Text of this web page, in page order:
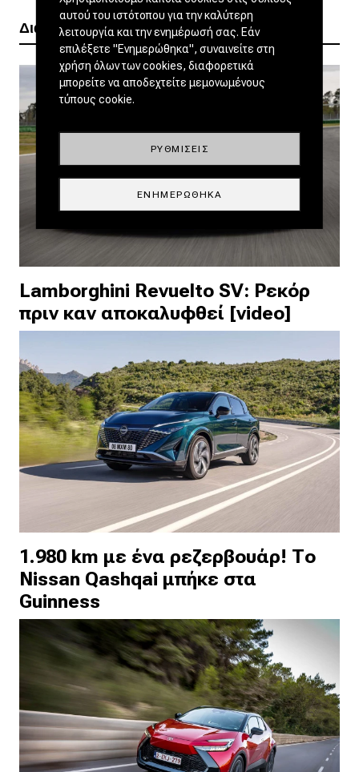
Διαβάστε ακόμα
Lamborghini Revuelto SV: Ρεκόρ
πριν καν αποκαλυφθεί [video]
1.980 km με ένα ρεζερβουάρ! Το
Nissan Qashqai μπήκε στα
Guinness
αυτού του ιστότοπου για την καλύτερη
λειτουργία και την ενημέρωσή σας. Εάν
επιλέξετε "Ενημερώθηκα", συναινείτε στη
χρήση όλων των cookies, διαφορετικά
μπορείτε να αποδεχτείτε μεμονωμένους
τύπους cookie.
ΡΥΘΜΊΣΕΙΣ
ΕΝΗΜΕΡΏΘΗΚΑ